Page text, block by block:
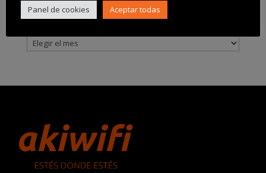
Archivos
Panel de cookies Aceptar todas